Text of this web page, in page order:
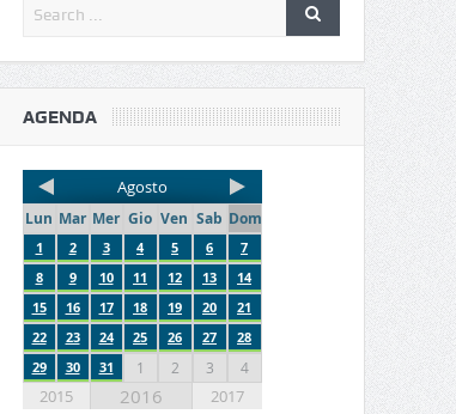
AGENDA
Agosto
Lun Mar Mer Gio Ven Sab Dom
1 2 3 4 5 6
7
8
9 10 11 12 13
14
15
16 17 18 19 20
21
22
23 24 25 26 27
28
29
30 31 1 2 3 4
2015 2016
2017